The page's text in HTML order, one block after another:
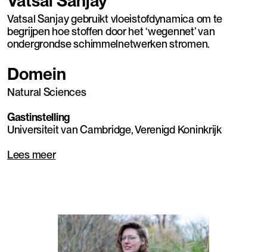
Vatsal Sanjay gebruikt vloeistofdynamica om te
begrijpen hoe stoffen door het ‘wegennet’ van
ondergrondse schimmelnetwerken stromen.
Domein
Natural Sciences
Gastinstelling
Universiteit van Cambridge, Verenigd Koninkrijk
Lees meer